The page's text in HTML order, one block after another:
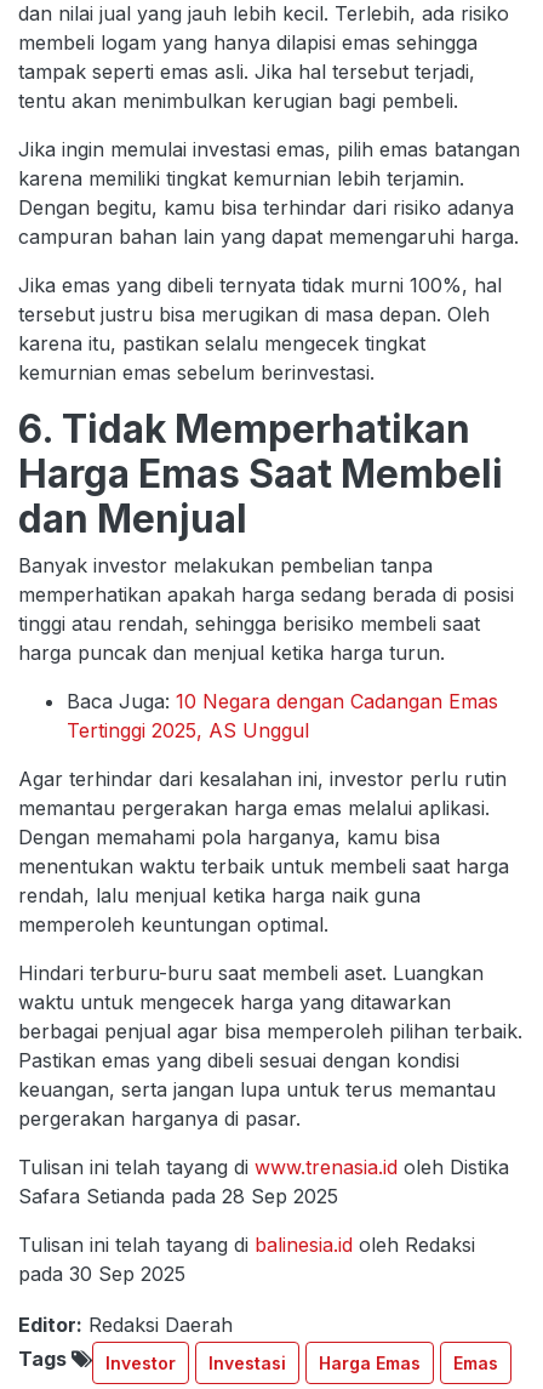
dan nilai jual yang jauh lebih kecil. Terlebih, ada risiko
membeli logam yang hanya dilapisi emas sehingga
tampak seperti emas asli. Jika hal tersebut terjadi,
tentu akan menimbulkan kerugian bagi pembeli.
Jika ingin memulai investasi emas, pilih emas batangan
karena memiliki tingkat kemurnian lebih terjamin.
Dengan begitu, kamu bisa terhindar dari risiko adanya
campuran bahan lain yang dapat memengaruhi harga.
Jika emas yang dibeli ternyata tidak murni 100%, hal
tersebut justru bisa merugikan di masa depan. Oleh
karena itu, pastikan selalu mengecek tingkat
kemurnian emas sebelum berinvestasi.
6. Tidak Memperhatikan
Harga Emas Saat Membeli
dan Menjual
Banyak investor melakukan pembelian tanpa
memperhatikan apakah harga sedang berada di posisi
tinggi atau rendah, sehingga berisiko membeli saat
harga puncak dan menjual ketika harga turun.
Baca Juga: 10 Negara dengan Cadangan Emas
Tertinggi 2025, AS Unggul
Agar terhindar dari kesalahan ini, investor perlu rutin
memantau pergerakan harga emas melalui aplikasi.
Dengan memahami pola harganya, kamu bisa
menentukan waktu terbaik untuk membeli saat harga
rendah, lalu menjual ketika harga naik guna
memperoleh keuntungan optimal.
Hindari terburu-buru saat membeli aset. Luangkan
waktu untuk mengecek harga yang ditawarkan
berbagai penjual agar bisa memperoleh pilihan terbaik.
Pastikan emas yang dibeli sesuai dengan kondisi
keuangan, serta jangan lupa untuk terus memantau
pergerakan harganya di pasar.
Tulisan ini telah tayang di www.trenasia.id oleh Distika
Safara Setianda pada 28 Sep 2025
Tulisan ini telah tayang di balinesia.id oleh Redaksi
pada 30 Sep 2025
Editor: Redaksi Daerah
Tags
Investor Investasi Harga Emas Emas